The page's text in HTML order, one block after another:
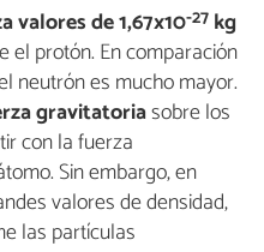
valores de 1,67x10-27 kg
el protón. En comparación
neutrón es mucho mayor.
gravitatoriasobre los
con la fuerza
Sin embargo, en
valores de densidad,
las partículas